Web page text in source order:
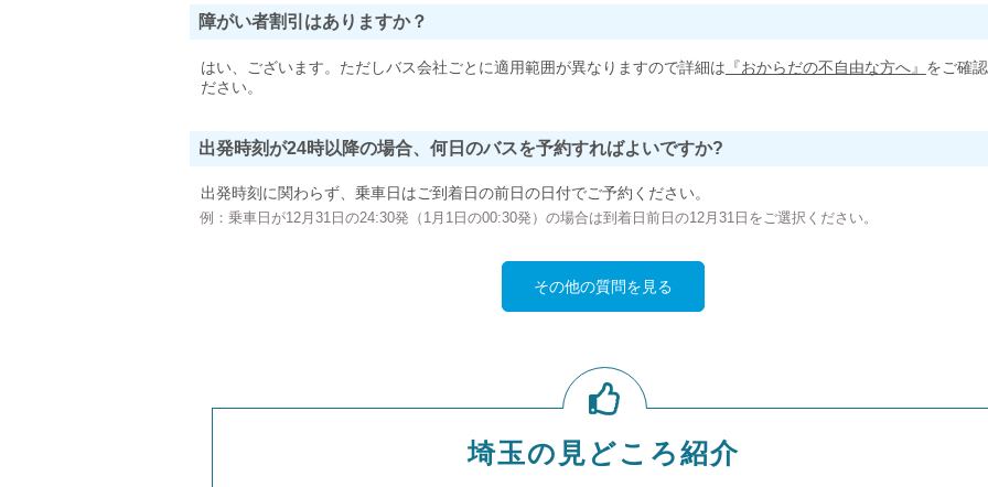
障がい者割引はありますか？
はい、ございます。ただしバス会社ごとに適用範囲が異なりますので詳細は 『おからだの不自由な方へ』 をご確
ださい。
出発時刻が24時以降の場合、何日のバスを予約すればよいですか?
出発時刻に関わらず、乗車日はご到着日の前日の日付でご予約ください。
例：乗車日が12月31日の24:30発（1月1日の00:30発）の場合は到着日前日の12月31日をご選択ください。
その他の質問を見る
埼玉の見どころ紹介